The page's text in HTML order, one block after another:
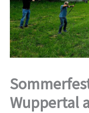
Wuppertal